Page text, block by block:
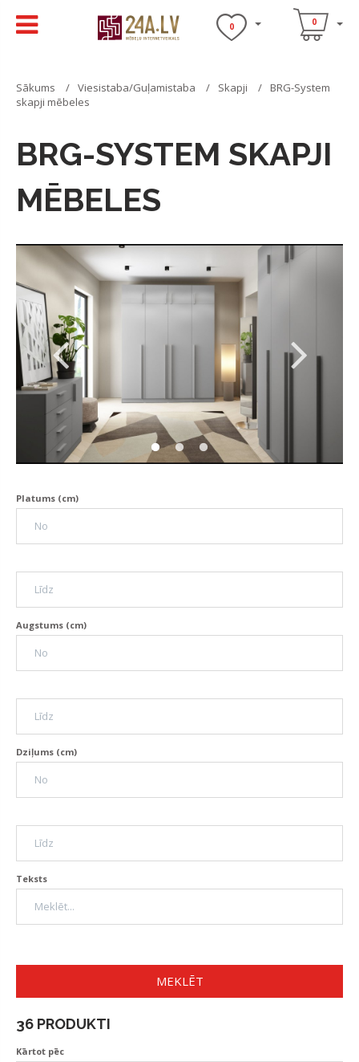
0 0
Sākums Viesistaba/Guļamistaba Skapji
BRG-System
skapji mēbeles
BRG-SYSTEM SKAPJI
MĒBELES
Platums (cm)
Augstums (cm)
Dziļums (cm)
Teksts
MEKLĒT
36 PRODUKTI
Kārtot pēc